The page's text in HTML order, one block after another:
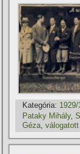
Kategória: 1929/
Pataky Mihály,
Géza ,